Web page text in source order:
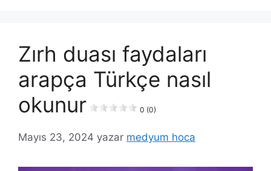
Zırh duası faydaları
arapça Türkçe nasıl
okunur
0 (0)
Mayıs 23, 2024 yazar medyum hoca